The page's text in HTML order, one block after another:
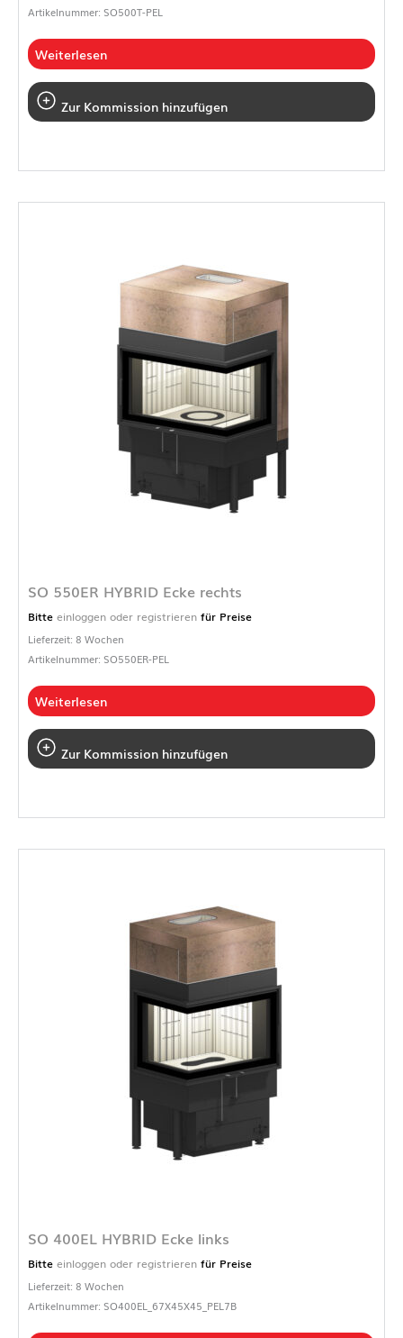
Artikelnummer: SO500T-PEL
Weiterlesen
Zur Kommission hinzufügen
SO 550ER HYBRID Ecke rechts
Bitte einloggen oder registrieren für Preise
Lieferzeit: 8 Wochen
Artikelnummer: SO550ER-PEL
Weiterlesen
Zur Kommission hinzufügen
SO 400EL HYBRID Ecke links
Bitte einloggen oder registrieren für Preise
Lieferzeit: 8 Wochen
Artikelnummer: SO400EL_67X45X45_PEL7B